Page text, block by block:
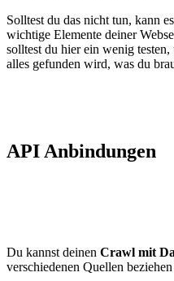
Solltest du das nicht tun, kann
wichtige Elemente deiner
solltest du hier ein wenig
alles gefunden wird, was du
API Anbindungen
Du kannst deinen Crawl mit
verschiedenen Quellen